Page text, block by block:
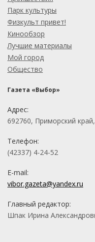
Парк культуры
Физкульт привет!
Кинообзор
Лучшие материалы
Мой город
Общество
Газета «Выбор»
Адрес:
692760, Приморский
Телефон:
(42337) 4-24-52
E-mail:
vibor.gazeta@yandex.ru
Главный редактор:
Шпак Ирина